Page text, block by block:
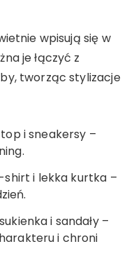
wpisują się w
je łączyć z
tworząc stylizacje
i sneakersy –
i lekka kurtka –
i sandały –
i chroni